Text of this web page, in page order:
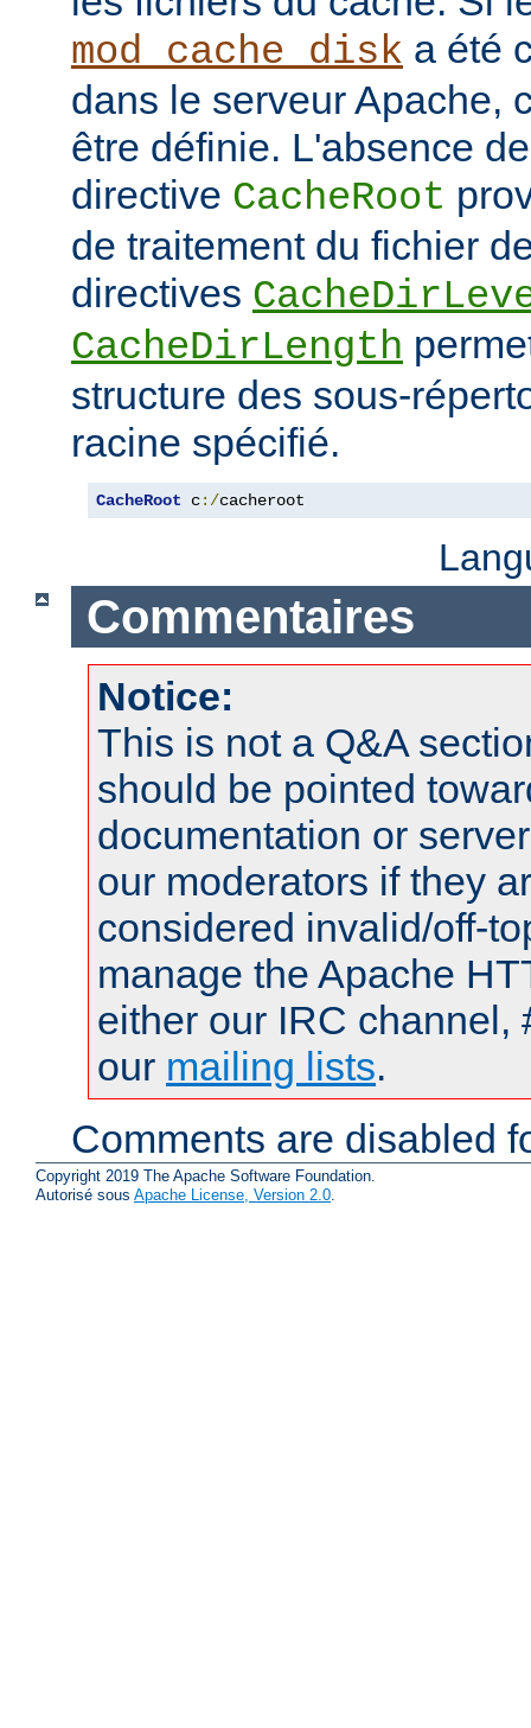
mod_cache_disk a été
dans le serveur Apache,
être définie. L'absence
directive CacheRoot
de traitement du fichier
directives
CacheDirLength
structure des sous-
racine spécifié.
CacheRoot c:/cacheroot
Commentaires
Notice:
This is not a Q&A
should be pointed
documentation or
our moderators if they
considered invalid/off-
manage the Apache
either our IRC channel,
our mailing lists.
Comments are disabled
Copyright 2019 The Apache Software Foundation.
Autorisé sous Apache License, Version 2.0